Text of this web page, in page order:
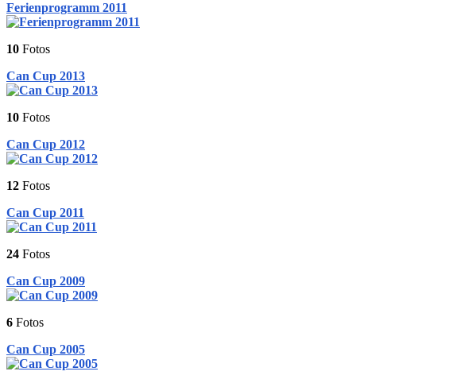
Ferienprogramm 2011
10 Fotos
Can Cup 2013
10 Fotos
Can Cup 2012
12 Fotos
Can Cup 2011
24 Fotos
Can Cup 2009
6 Fotos
Can Cup 2005